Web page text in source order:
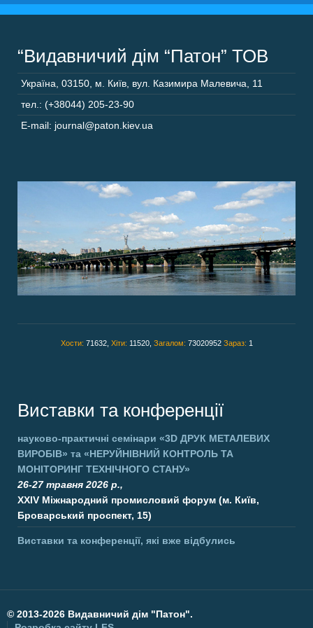
“Видавничий дім “Патон” ТОВ
Україна 03150 м. Київ, вул. Казимира Малевича, 11
тел.: (+38044) 205-23-90
E-mail: journal@paton.kiev.ua
Хости: 71632, Хіти: 11520, Загалом: 73020952 Зараз: 1
Виставки та конференції
науково-практичні семінари «3D ДРУК МЕТАЛЕВИХ
ВИРОБІВ» та «НЕРУЙНІВНИЙ КОНТРОЛЬ ТА
МОНІТОРИНГ ТЕХНІЧНОГО СТАНУ»
26-27 травня 2026 р.,
XXIV Міжнародний промисловий форум (м. Київ,
Броварський проспект, 15)
Виставки та конференції, які вже відбулись
© 2013-2026 Видавничий дім "Патон".